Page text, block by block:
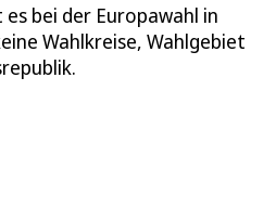
bei der Europawahl in
Wahlkreise, Wahlgebiet